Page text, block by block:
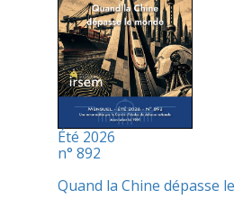
Été 2026
n° 892
Quand la Chine dépasse